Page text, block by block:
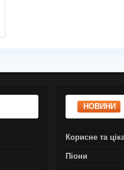
НОВИНИ
Корисне та
Піони